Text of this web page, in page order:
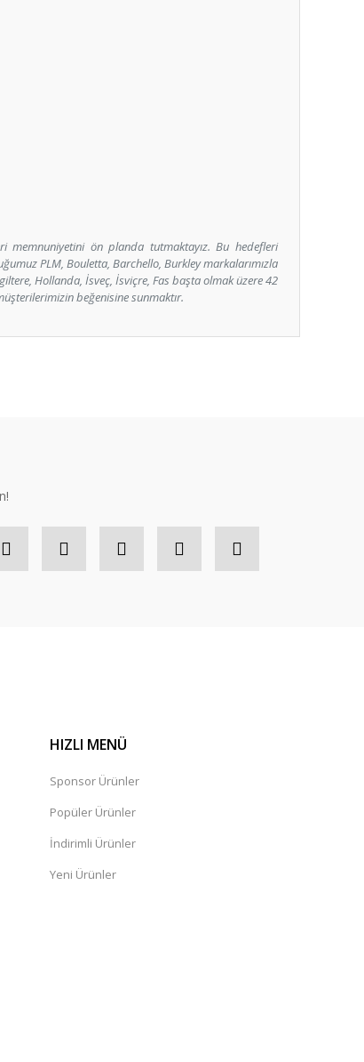
memnuniyetini ön planda tutmaktayız. Bu hedefleri
PLM, Bouletta, Barchello, Burkley markalarımızla
Hollanda, İsveç, İsviçre, Fas başta olmak üzere 42
beğenisine sunmaktır.
HIZLI MENÜ
Sponsor Ürünler
Popüler Ürünler
İndirimli Ürünler
Yeni Ürünler